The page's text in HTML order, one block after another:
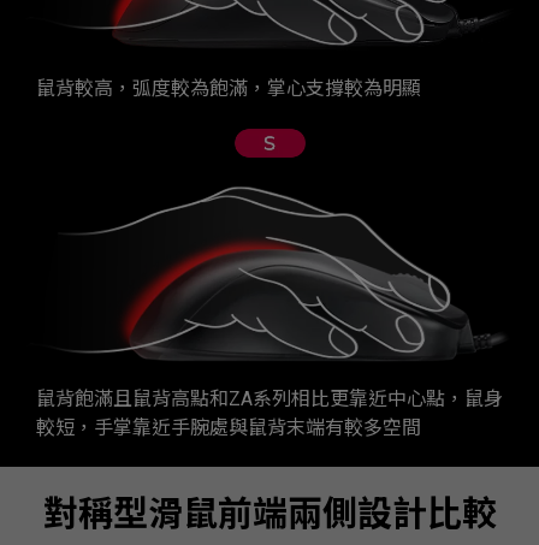
鼠背較高，弧度較為飽滿，掌心支撐較為明顯
鼠背飽滿且鼠背高點和ZA系列相比更靠近中心點，鼠身
較短，手掌靠近手腕處與鼠背末端有較多空間
對稱型滑鼠前端兩側設計比較